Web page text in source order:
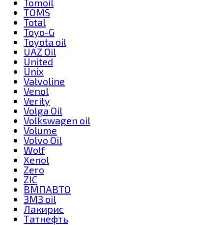
TOMS
Total
Toyo-G
Toyota oil
UAZ Oil
United
Unix
Valvoline
Venol
Verity
Volga Oil
Volkswagen oil
Volume
Volvo Oil
Wolf
Xenol
Zero
ZIC
ВМПАВТО
ЗМЗ oil
Лакирис
Татнефть